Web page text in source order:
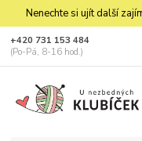
Nenechte si ujít další
+420 731 153 484
(Po-Pá, 8-16 hod.)